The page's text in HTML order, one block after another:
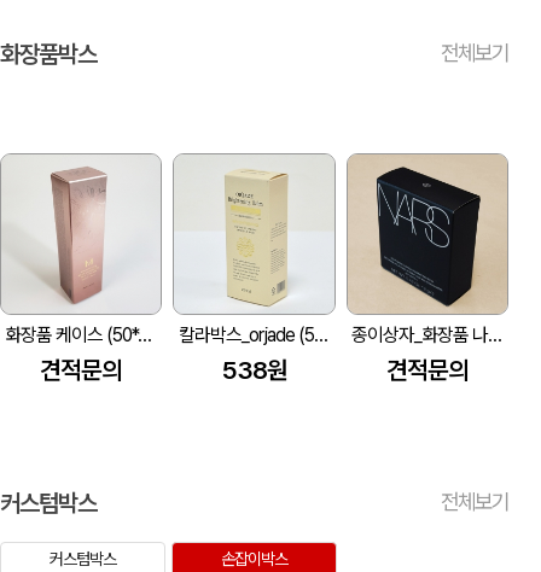
화장품박스 전체보기
화장품 케이스 (50*45*160mm)
견적문의
칼라박스_orjade (50*35*125mm)
538원
종이상자_화장품 나스
견적문의
커스텀박스 전체보기
커스텀박스 손잡이박스